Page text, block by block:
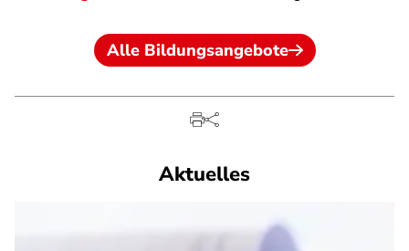
Alle Bildungsangebote
Aktuelles